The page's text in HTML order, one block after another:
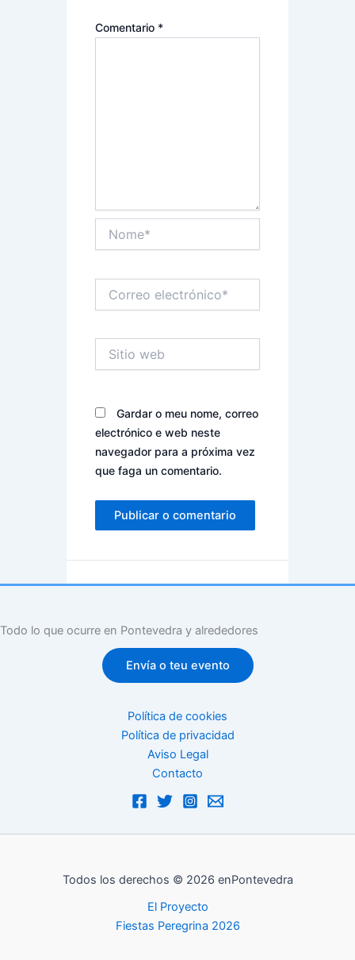
Comentario *
electrónico*
web
Gardar o meu nome, correo
electrónico e web neste
navegador para a próxima vez
que faga un comentario.
Todo lo que ocurre en Pontevedra y alrededores
Envía o teu evento
Política de cookies
Política de privacidad
Aviso Legal
Contacto
Todos los derechos © 2026 enPontevedra
El Proyecto
Fiestas Peregrina 2026